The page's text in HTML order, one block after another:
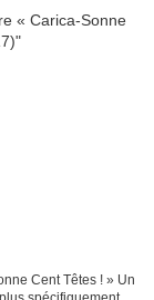
Cent Têtes ! » Un